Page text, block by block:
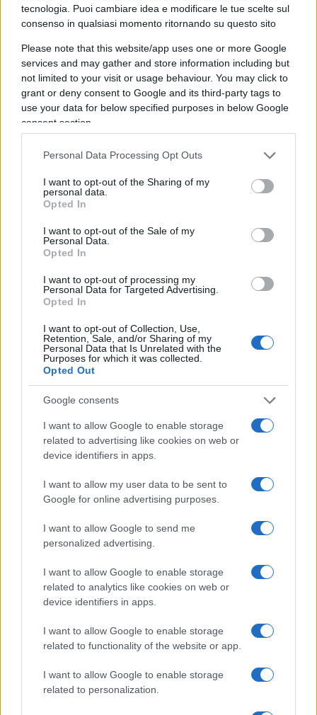
tecnologia. Puoi cambiare idea e modificare le tue scelte sul
consenso in qualsiasi momento ritornando su questo sito
Please note that this website/app uses one or more Google
services and may gather and store information including but
not limited to your visit or usage behaviour. You may click to
grant or deny consent to Google and its third-party tags to
use your data for below specified purposes in below Google
consent section.
Personal Data Processing Opt Outs
I want to opt-out of the Sharing of my
personal data.
Opted In
I want to opt-out of the Sale of my
Personal Data.
Opted In
I want to opt-out of processing my
Personal Data for Targeted Advertising.
Opted In
I want to opt-out of Collection, Use,
Retention, Sale, and/or Sharing of my
Personal Data that Is Unrelated with the
Purposes for which it was collected.
Opted Out
Google consents
I want to allow Google to enable storage
related to advertising like cookies on web or
device identifiers in apps.
I want to allow my user data to be sent to
Google for online advertising purposes.
I want to allow Google to send me
personalized advertising.
I want to allow Google to enable storage
related to analytics like cookies on web or
device identifiers in apps.
I want to allow Google to enable storage
related to functionality of the website or app.
I want to allow Google to enable storage
related to personalization.
consumo di autoda parte di ceti sempre più vasti
della popolazione. Genta stesso nota come è
diventato «tassativo limitare il più possibile la
circolazione dei mezzi privati, in particolare nelle
città, con limitazioni di ogni genere, dai divieti alle
tasse sui veicoli e sui carburanti, da limiti di
velocità talvolta assurdi a incentivi per chi usava il
qualcuno ha pensato bene di aggiustare il tiro:
colpevole di tutti i mali non era tanto l’automobile
in quanto tale, ma il motore a combustione
inquinante».
Eppure nota con semplicità Genta, l’elettricità è
solo «un vettore energetico, che permette di
un utilizzatore posto in un altro. Occorre quindi
una fonte energetica primaria, un sistema di
generazione che trasformi l’energia (chimica,
nucleare, cinetica del vento, elettromagnetica
della luce del sole, ecc.) della fonte primaria in
energia elettrica, un sistema di trasmissione che
trasporti l’energia verso l’utilizzatore e infine un
forma voluta».
E qui nascono i problemi dell’elettrico
complesso ciclo che la rende più o meno
conveniente, più o meno sostenibile, come
carburante per i trasporti individuali. Occorre
misurare «l’energia utilizzata da un veicolo
durante il suo funzionamento, ma anche
l’inquinamento e il consumo energetico nel corso
del suo intero ciclo di vita, vale a dire che devono